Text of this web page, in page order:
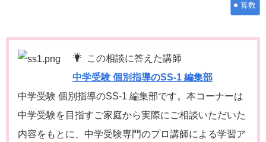
算数
この相談に答えた講師
中学受験 個別指導のSS-1 編集部
中学受験 個別指導のSS-1 編集部です。本コーナーは
中学受験を目指すご家庭から実際にご相談いただいた
内容をもとに、中学受験専門のプロ講師による学習ア